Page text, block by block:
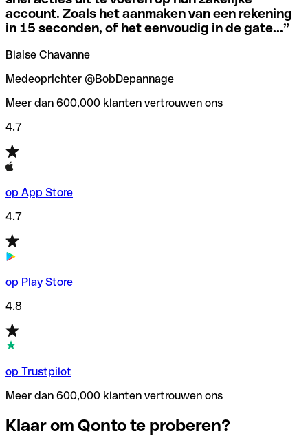
Als je niet zeker weet welke SWIFT-code je moet
gebruiken, hebben we een SWIFT-codezoeker op
banknaam ontwikkeld.
Om deze vervelende situaties te voorkomen hebben we bij
Qonto eenSWIFT codes checker
voordat je geld overmaakt.
account. Zoals het aanmaken van een rekening
in 15 seconden, of het eenvoudig in de gate...”
Blaise Chavanne
Medeoprichter @BobDepannage
Meer dan 600,000 klanten vertrouwen ons
4.7
op App Store
4.7
op Play Store
4.8
op Trustpilot
Meer dan 600,000 klanten vertrouwen ons
Klaar om Qonto te proberen?